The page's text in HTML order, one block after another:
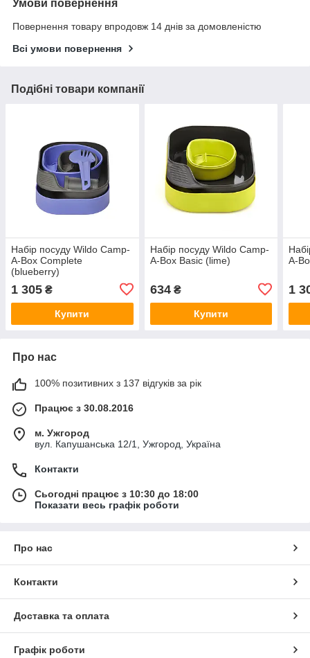
Умови повернення
Повернення товару впродовж 14 днів за домовленістю
Всі умови повернення
Подібні товари компанії
Набір посуду Wildo Camp-
A-Box Complete
(blueberry)
1 305 ₴
Купити
Набір посуду Wildo Camp-
A-Box Basic (lime)
634₴
Купити
A-
1
Про нас
100% позитивних з 137 відгуків за рік
Працює з 30.08.2016
м. Ужгород
вул. Капушанська 12/1, Ужгород, Україна
Контакти
Сьогодні працює з 10:30 до 18:00
Показати весь графік роботи
Про нас
Контакти
Доставка та оплата
Графік роботи